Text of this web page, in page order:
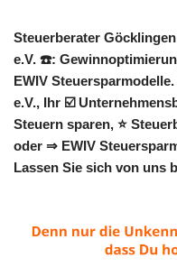
Steuerberater
e.V. ☎️:
EWIV
e.V., Ihr ☑️
Steuern sparen, ⭐
oder ⇒ EWIV
Lassen Sie sich von uns